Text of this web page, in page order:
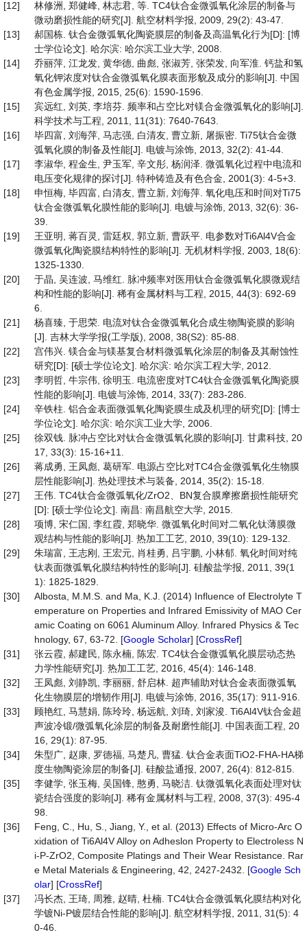
[12]
林修洲, 郑健峰, 林志君, 等. TC4钛合金微弧氧化涂层的制备与
微动磨损性能的研究[J]. 航空材料学报, 2009, 29(2): 43-47.
[13]
郝国栋. 钛合金微弧氧化陶瓷膜层的制备及高温氧化行为[D]: [博
士学位论文]. 哈尔滨: 哈尔滨工业大学, 2008.
[14]
乔丽萍, 江龙发, 黄华德, 曲彪, 张淑芳, 张荣发, 向军淮. 钙盐和氢
氧化钾浓度对钛合金微弧氧化膜表面形貌及成分的影响[J]. 中国
有色金属学报, 2015, 25(6): 1590-1596.
[15]
宾远红, 刘英, 李培芬. 频率和占空比对镁合金微弧氧化的影响[J].
科学技术与工程, 2011, 11(31): 7640-7643.
[16]
毕四富, 刘海萍, 马志强, 白清友, 曹立新, 屠振密. Ti75钛合金微
弧氧化膜的制备及性能[J]. 电镀与涂饰, 2013, 32(2): 41-44.
[17]
李淑华, 程金生, 尹玉军, 辛文彤, 杨润泽. 微弧氧化过程中电流和
电压变化规律的探讨[J]. 特种铸造及有色合金, 2001(3): 4-5+3.
[18]
申恒梅, 毕四富, 白清友, 曹立新, 刘海萍. 氧化电压和时间对Ti75
钛合金微弧氧化膜性能的影响[J]. 电镀与涂饰, 2013, 32(6): 36-
39.
[19]
王亚明, 蒋百灵, 雷廷权, 郭立新, 曹跃平. 电参数对Ti6Al4V合金
微弧氧化陶瓷膜结构特性的影响[J]. 无机材料学报, 2003, 18(6):
1325-1330.
[20]
于晶, 吴连波, 马维红. 脉冲频率对医用钛合金微弧氧化膜微观结
构和性能的影响[J]. 稀有金属材料与工程, 2015, 44(3): 692-69
6.
[21]
杨喜臻, 于思荣. 电流对钛合金微弧氧化合成生物陶瓷膜的影响
[J]. 吉林大学学报(工学版), 2008, 38(S2): 85-88.
[22]
宫伟兴. 镁合金与镁基复合材料微弧氧化涂层的制备及其耐蚀性
研究[D]: [硕士学位论文]. 哈尔滨: 哈尔滨工程大学, 2012.
[23]
李明哲, 牛宗伟, 徐明玉. 电流密度对TC4钛合金微弧氧化陶瓷膜
性能的影响[J]. 电镀与涂饰, 2014, 33(7): 283-286.
[24]
辛铁柱. 铝合金表面微弧氧化陶瓷膜生成及机理的研究[D]: [博士
学位论文]. 哈尔滨: 哈尔滨工业大学, 2006.
[25]
徐双钱. 脉冲占空比对钛合金微弧氧化膜的影响[J]. 甘肃科技, 20
17, 33(3): 15-16+11.
[26]
蒋成勇, 王凤彪, 葛研军. 电源占空比对TC4合金微弧氧化生物膜
层性能影响[J]. 热处理技术与装备, 2014, 35(2): 15-18.
[27]
王伟. TC4钛合金微弧氧化/ZrO2、BN复合膜摩擦磨损性能研究
[D]: [硕士学位论文]. 南昌: 南昌航空大学, 2015.
[28]
项博, 宋仁国, 李红霞, 郑晓华. 微弧氧化时间对二氧化钛薄膜微
观结构与性能的影响[J]. 热加工工艺, 2010, 39(10): 129-132.
[29]
朱瑞富, 王志刚, 王宏元, 肖桂勇, 吕宇鹏, 小林郁. 氧化时间对纯
钛表面微弧氧化膜结构特性的影响[J]. 硅酸盐学报, 2011, 39(1
1): 1825-1829.
[30]
Albosta, M.M.S. and Ma, K.J. (2014) Influence of Electrolyte T
emperature on Properties and Infrared Emissivity of MAO Cer
amic Coating on 6061 Aluminum Alloy. Infrared Physics & Tec
hnology, 67, 63-72. [Google Scholar] [CrossRef]
[31]
张云霞, 郝建民, 陈永楠, 陈宏. TC4钛合金微弧氧化膜层动态热
力学性能研究[J]. 热加工工艺, 2016, 45(4): 146-148.
[32]
王凤彪, 刘静凯, 李丽丽, 舒启林. 超声辅助对钛合金表面微弧氧
化生物膜层的增韧作用[J]. 电镀与涂饰, 2016, 35(17): 911-916.
[33]
顾艳红, 马慧娟, 陈玲玲, 杨远航, 刘琦, 刘家浚. Ti6Al4V钛合金超
声波冷锻/微弧氧化涂层的制备及耐磨性能[J]. 中国表面工程, 20
16, 29(1): 87-95.
[34]
朱型广, 赵康, 罗德福, 马楚凡, 曹猛. 钛合金表面TiO2-FHA-HA梯
度生物陶瓷涂层的制备[J]. 硅酸盐通报, 2007, 26(4): 812-815.
[35]
李健学, 张玉梅, 吴国锋, 憨勇, 马晓洁. 钛微弧氧化表面处理对钛
瓷结合强度的影响[J]. 稀有金属材料与工程, 2008, 37(3): 495-4
98.
[36]
Feng, C., Hu, S., Jiang, Y., et al. (2013) Effects of Micro-Arc O
xidation of Ti6Al4V Alloy on Adheslon Property to Electroless N
i-P-ZrO2, Composite Platings and Their Wear Resistance. Rar
e Metal Materials & Engineering, 42, 2427-2432. [Google Sch
olar] [CrossRef]
[37]
冯长杰, 王琦, 周雅, 赵晴, 杜楠. TC4钛合金微弧氧化膜结构对化
学镀Ni-P镀层结合性能的影响[J]. 航空材料学报, 2011, 31(5): 4
0-46.